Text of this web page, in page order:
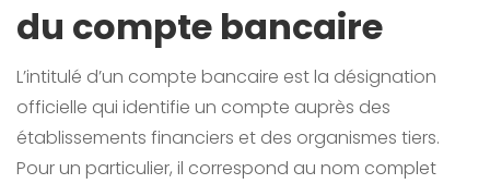
du compte bancaire
L’intitulé d’un compte bancaire est la désignation
officielle qui identifie un compte auprès des
établissements financiers et des organismes tiers.
Pour un particulier, il correspond au nom complet